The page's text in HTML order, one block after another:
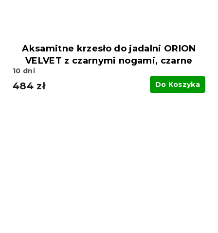
Aksamitne krzesło do jadalni ORION
VELVET z czarnymi nogami, czarne
10 dni
484 zł Do Koszyka